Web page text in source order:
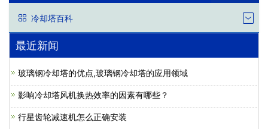
冷却塔百科
最近新闻
玻璃钢冷却塔的优点,玻璃钢冷却塔的应用领域
影响冷却塔风机换热效率的因素有哪些？
行星齿轮减速机怎么正确安装